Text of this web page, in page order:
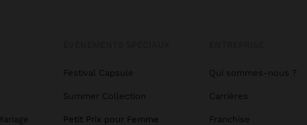
Festival Capsule
Summer Collection
Petit Prix pour Femme
Qui sommes-nous ?
Carrières
Franchise